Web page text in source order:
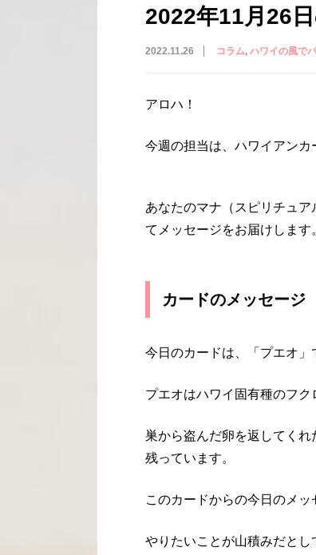
2022年11月26
2022.11.26 コラム ハワイの風で
アロハ！
今週の担当は、ハワイアン
あなたのマナ（スピリチュ
てメッセージをお届けします
カードのメッセージ
今日のカードは、「プエオ」
プエオはハワイ固有種のフク
巣から盗んだ卵を返してく
残っています。
このカードからの今日のメッ
やりたいことが山積みだと